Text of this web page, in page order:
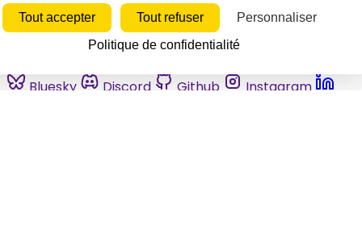
Bluesky Discord Github
Instagram
Tout accepter Tout refuser
Personnaliser
Politique de confidentialité